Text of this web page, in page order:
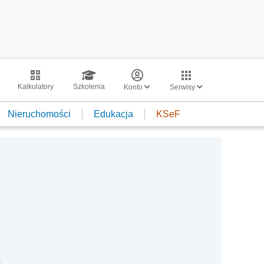
Kalkulatory Szkolenia Konto Serwisy
Nieruchomości Edukacja KSeF